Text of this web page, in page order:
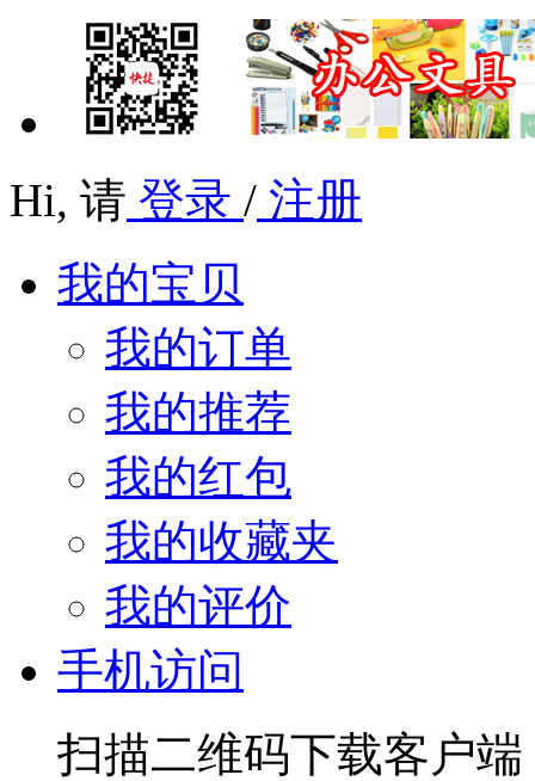
Hi, 请 登录 / 注册
我的宝贝
我的订单
我的推荐
我的红包
我的收藏夹
我的评价
手机访问
扫描二维码下载客户端